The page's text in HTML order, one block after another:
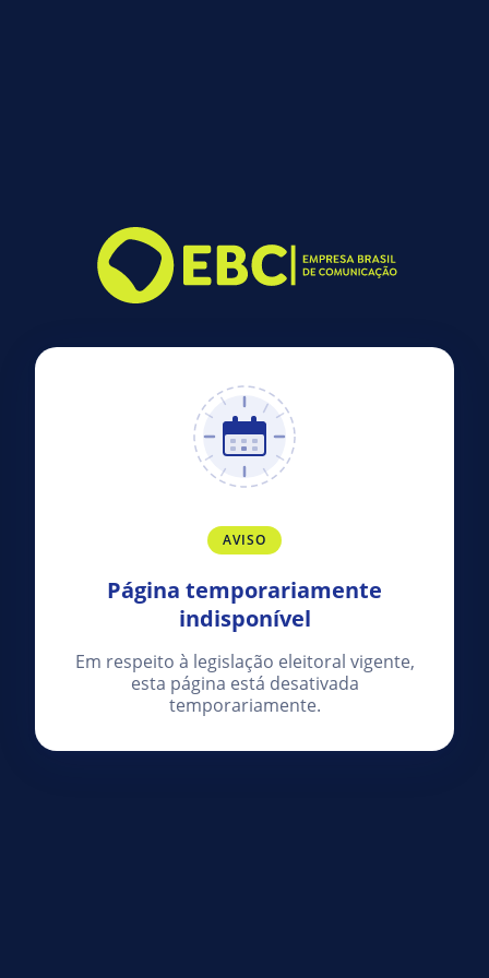
AVISO
Página temporariamente
indisponível
Em respeito à legislação eleitoral vigente,
esta página está desativada
temporariamente.